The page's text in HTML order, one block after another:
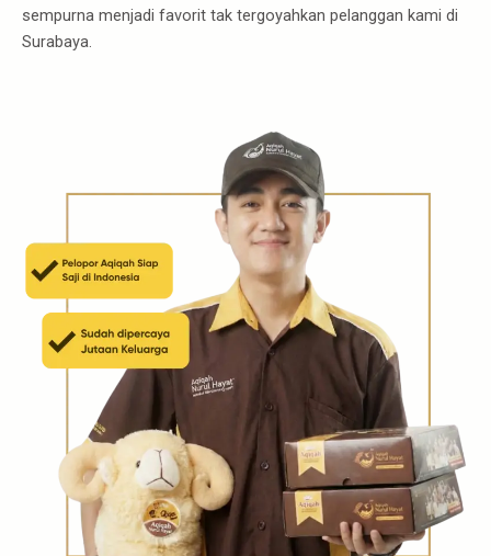
sempurna menjadi favorit tak tergoyahkan pelanggan kami di
Surabaya.